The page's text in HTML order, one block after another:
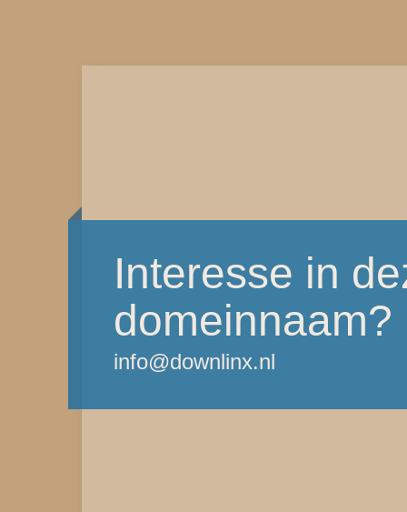
Interesse in
domeinnaam?
info@downlinx.nl